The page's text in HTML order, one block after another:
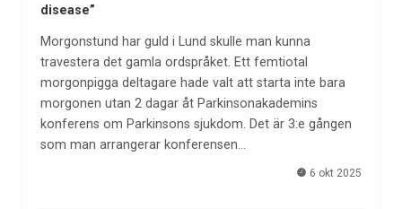
disease”
Morgonstund har guld i Lund skulle man kunna
travestera det gamla ordspråket. Ett femtiotal
morgonpigga deltagare hade valt att starta inte bara
morgonen utan 2 dagar åt Parkinsonakademins
konferens om Parkinsons sjukdom. Det är 3:e gången
som man arrangerar konferensen…
6 okt 2025